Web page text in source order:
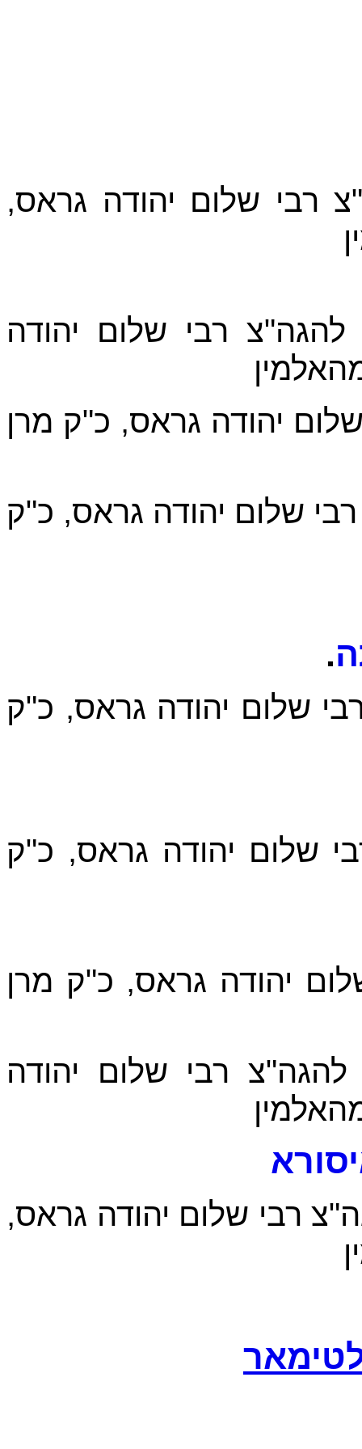
רבי שלום יהודה גראס,
להגה"צ רבי שלום יהודה
יהודה גראס, כ"ק מרן
שלום יהודה גראס, כ"ק
.
שלום יהודה גראס, כ"ק
שלום יהודה גראס, כ"ק
יהודה גראס, כ"ק מרן
להגה"צ רבי שלום יהודה
רבי שלום יהודה גראס,